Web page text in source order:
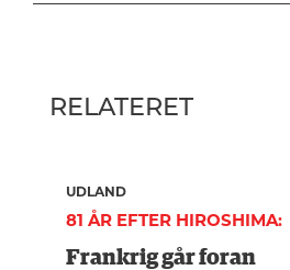
RELATERET
UDLAND
81 ÅR EFTER HIROSHIMA:
Frankrig går foran